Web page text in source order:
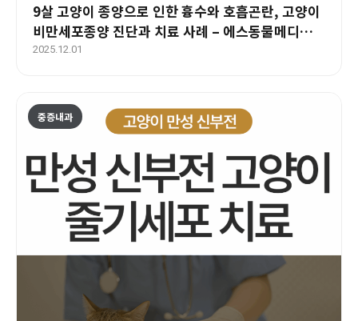
9살 고양이 종양으로 인한 흉수와 호흡곤란, 고양이
비만세포종양 진단과 치료 사례 – 에스동물메디컬센
터 양산점
2025.12.01
중증내과